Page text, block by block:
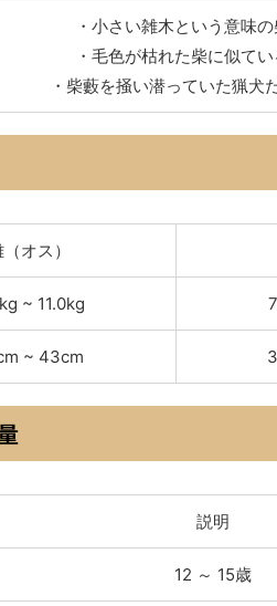
・小さい雑木という意味
・毛色が枯れた柴に似て
・柴藪を掻い潜っていた猟犬
オス）
~ 11.0kg
~ 43cm
説明
12 ～ 15歳